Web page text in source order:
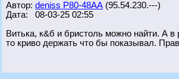
Автор: deniss Р80-48АА (95.54.230.---)
Дата: 08-03-25 02:55
Витька, к&б и бристоль можно найти. А
то криво держать что бы показывал.